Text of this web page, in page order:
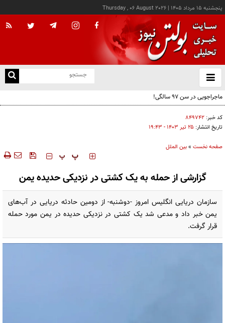
پنجشنبه ۱۵ مرداد ۱۴۰۵ |
Thursday , 06 August 2026
باز
و
ماجراجویی در سن ۹۷ سالگی!
کد خبر: ۸۴۹۷۴۲
تاریخ انتشار: ۲۵ تير ۱۴۰۳ - ۱۹:۴۳
صفحه نخست »بین الملل
‍‍‍ پ پ
گزارشی از حمله به یک کشتی در نزدیکی حدیده یمن
سازمان دریایی انگلیس امروز -دوشنبه- از دومین حادثه دریایی در آب‌های
یمن خبر داد و مدعی شد یک کشتی در نزدیکی حدیده در یمن مورد حمله
قرار گرفت.